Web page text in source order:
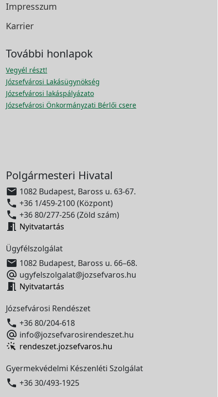
Impresszum
Karrier
További honlapok
Vegyél részt!
Józsefvárosi Lakásügynökség
Józsefvárosi lakáspályázato
Józsefvárosi Önkormányzati Bérlői csere
Polgármesteri Hivatal
 1082 Budapest, Baross u. 63-67.
 +36 1/459-2100 (Központ)
 +36 80/277-256 (Zöld szám)
 Nyitvatartás
Ügyfélszolgálat
 1082 Budapest, Baross u. 66–68.
 ugyfelszolgalat@jozsefvaros.hu
 Nyitvatartás
Józsefvárosi Rendészet
 +36 80/204-618
 info@jozsefvarosirendeszet.hu
rendeszet.jozsefvaros.hu
Gyermekvédelmi Készenléti Szolgálat
 +36 30/493-1925